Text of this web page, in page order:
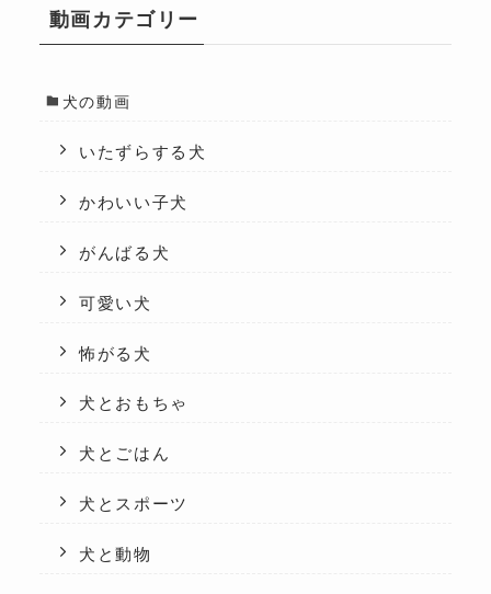
動画カテゴリー
犬の動画
いたずらする犬
かわいい子犬
がんばる犬
可愛い犬
怖がる犬
犬とおもちゃ
犬とごはん
犬とスポーツ
犬と動物